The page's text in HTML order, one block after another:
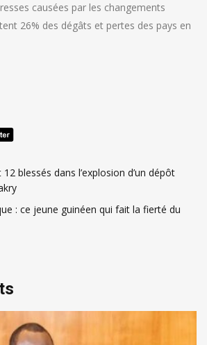
causées par les changements
26% des dégâts et pertes des pays en
blessés dans l’explosion d’un dépôt
: ce jeune guinéen qui fait la fierté du